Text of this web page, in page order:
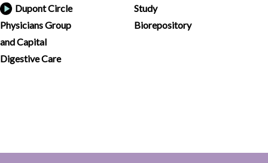
Dupont Circle
Physicians Group
and Capital
Digestive Care
Study
Biorepository